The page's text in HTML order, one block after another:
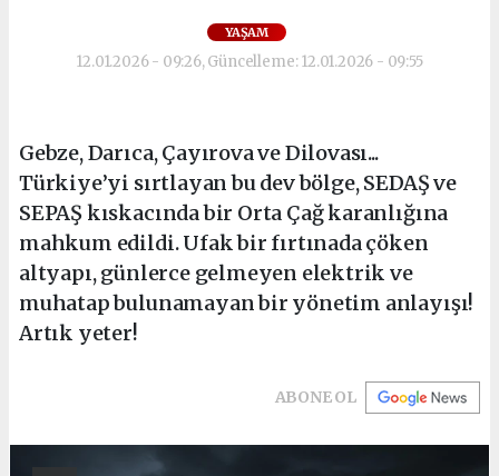
YAŞAM
12.01.2026 - 09:26, Güncelleme: 12.01.2026 - 09:55
Gebze, Darıca, Çayırova ve Dilovası...
Türkiye’yi sırtlayan bu dev bölge, SEDAŞ ve
SEPAŞ kıskacında bir Orta Çağ karanlığına
mahkum edildi. Ufak bir fırtınada çöken
altyapı, günlerce gelmeyen elektrik ve
muhatap bulunamayan bir yönetim anlayışı!
Artık yeter!
ABONE OL